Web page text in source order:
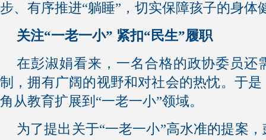
步、有序推进“躺睡”，切实保障孩子的身体
关注“一老一小” 紧扣“民生”履职
在彭淑娟看来，一名合格的政协委员还
制，拥有广阔的视野和对社会的热忱。于
角从教育扩展到“一老一小”领域。
为了提出关于“一老一小”高水准的提案